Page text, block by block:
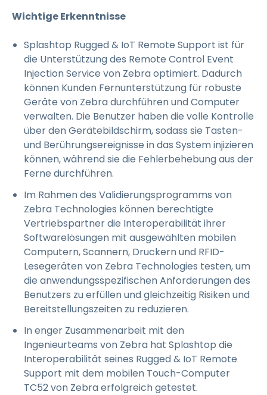
Wichtige Erkenntnisse
Splashtop Rugged & IoT Remote Support ist für
die Unterstützung des Remote Control Event
Injection Service von Zebra optimiert. Dadurch
können Kunden Fernunterstützung für robuste
Geräte von Zebra durchführen und Computer
verwalten. Die Benutzer haben die volle Kontrolle
über den Gerätebildschirm, sodass sie Tasten-
und Berührungsereignisse in das System injizieren
können, während sie die Fehlerbehebung aus der
Ferne durchführen.
Im Rahmen des Validierungsprogramms von
Zebra Technologies können berechtigte
Vertriebspartner die Interoperabilität ihrer
Softwarelösungen mit ausgewählten mobilen
Computern, Scannern, Druckern und RFID-
Lesegeräten von Zebra Technologies testen, um
die anwendungsspezifischen Anforderungen des
Benutzers zu erfüllen und gleichzeitig Risiken und
Bereitstellungszeiten zu reduzieren.
In enger Zusammenarbeit mit den
Ingenieurteams von Zebra hat Splashtop die
Interoperabilität seines Rugged & IoT Remote
Support mit dem mobilen Touch-Computer
TC52 von Zebra erfolgreich getestet.